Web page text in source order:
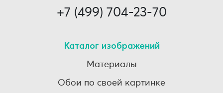
+7 (499) 704-23-70
Каталог изображений
Материалы
Обои по своей картинке